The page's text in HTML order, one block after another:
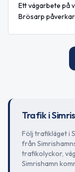
Ett vägarbete på
Brösarp
Trafik i
Följ trafikläget i
från
trafikolyckor,
Simrishamn